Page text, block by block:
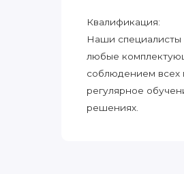
Квалификация:
Наши специалисты
любые
соблюдением всех
регулярное
решениях.